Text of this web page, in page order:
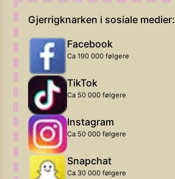
Gjerrigknarken i sosiale medier:
Facebook
Ca 190 000 følgere
TikTok
Ca 50 000 følgere
Instagram
Ca 50 000 følgere
Snapchat
Ca 30 000 følgere